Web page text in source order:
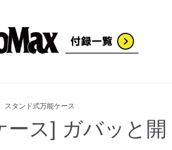
スタンド式万能ケース
ース] ガバッと開